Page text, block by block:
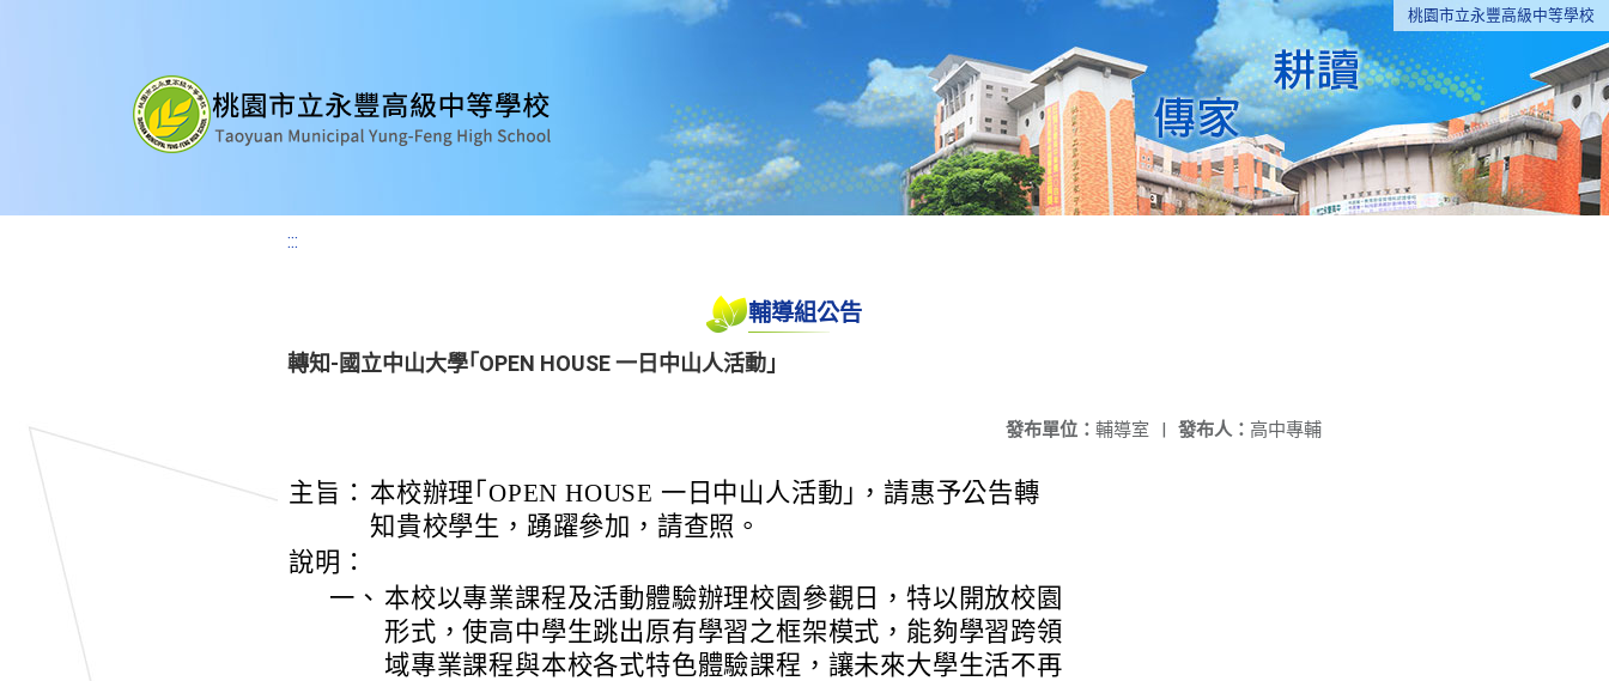
桃園市立永豐高級中等學校
:::
輔導組公告
轉知-國立中山大學｢OPEN HOUSE 一日中山人活動｣
發布人： 高中專輔
發布單位： 輔導室 |
主旨： 本校辦理｢OPEN HOUSE 一日中山人活動｣，請惠予公告轉
知貴校學生，踴躍參加，請查照。
說明：
一、 本校以專業課程及活動體驗辦理校園參觀日，特以開放校園
形式，使高中學生跳出原有學習之框架模式，能夠學習跨領
域專業課程與本校各式特色體驗課程，讓未來大學生活不再